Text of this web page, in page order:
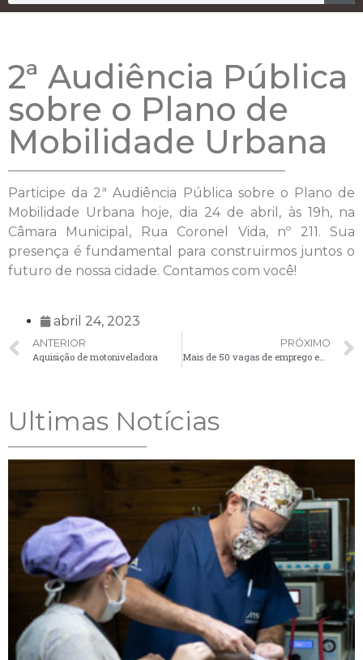
2ª Audiência Pública
sobre o Plano de
Mobilidade Urbana
Participe da 2ª Audiência Pública sobre o Plano de
Mobilidade Urbana hoje, dia 24 de abril, às 19h, na
Câmara Municipal, Rua Coronel Vida, nº 211. Sua
presença é fundamental para construirmos juntos o
futuro de nossa cidade. Contamos com você!
abril 24, 2023
ANTERIOR
Aquisição de motoniveladora
PRÓXIMO
Mais de 50 vagas de emprego em Palmeira
Ultimas Notícias